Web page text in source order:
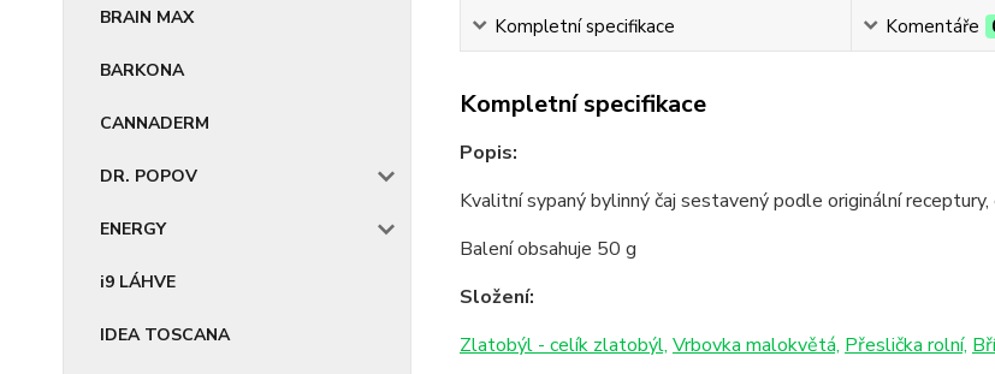
BRAIN MAX
BARKONA
CANNADERM
DR. POPOV
ENERGY
i9 LÁHVE
IDEA TOSCANA
Kompletní specifikace Komentáře
Kompletní specifikace
Popis:
Kvalitní sypaný bylinný čaj sestavený podle originální
Balení obsahuje 50 g
Složení:
Zlatobýl - celík zlatobýl, Vrbovka malokvětá, Přeslička rolní,